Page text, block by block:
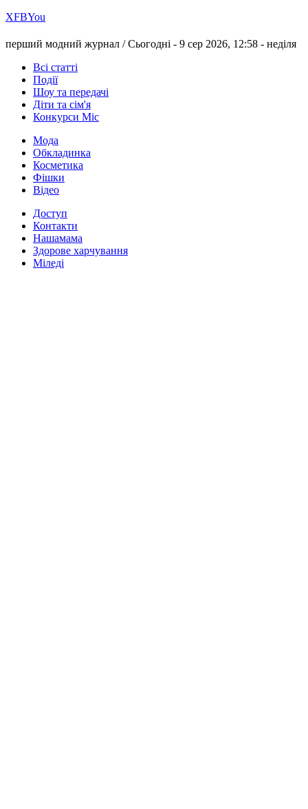
ХFBYou
перший модний журнал /Сьогодні - 9 сер 2026, 12:58 - неділя
Всі статті
Події
Шоу та передачі
Діти та сім'я
Конкурси Міс
Мода
Обкладинка
Косметика
Фішки
Відео
Доступ
Контакти
Нашамама
Здорове харчування
Міледі